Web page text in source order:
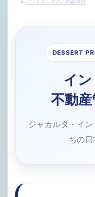
インドネシアの不動産事情
DESSERT
イ
不動
ジャカルタ・イ
ちの